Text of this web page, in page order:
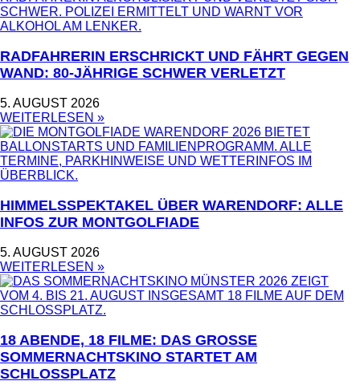
RADFAHRERIN ERSCHRICKT UND FÄHRT GEGEN
WAND: 80-JÄHRIGE SCHWER VERLETZT
5. AUGUST 2026
WEITERLESEN »
HIMMELSSPEKTAKEL ÜBER WARENDORF: ALLE
INFOS ZUR MONTGOLFIADE
5. AUGUST 2026
WEITERLESEN »
18 ABENDE, 18 FILME: DAS GROSSE S
OMMERNACHTSKINO STARTET AM S
CHLOSSPLATZ